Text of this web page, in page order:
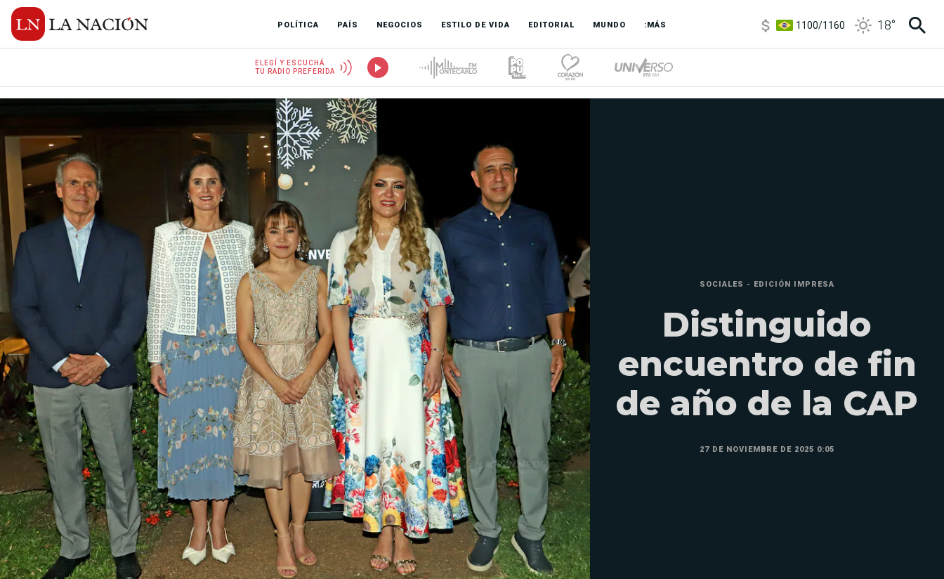
POLÍTICA PAÍS NEGOCIOS ESTILO DE VIDA EDITORIAL MUNDO :MÁS
3,8/4
6850/7200
18°
ELEGÍ Y ESCUCHÁ
TU RADIO PREFERIDA
SOCIALES - EDICIÓN IMPRESA
Distinguido
encuentro de fin
de año de la CAP
27 DE NOVIEMBRE DE 2025 0:05